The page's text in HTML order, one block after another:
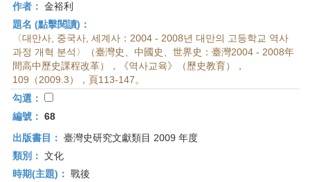
作者： 金裕利
題名 (點擊閱讀)：
〈대만사, 중국사, 세계사：2004 - 2008년 대만의 고등학교 역사
과정 개혁 분석〉（臺灣史、中國史、世界史：臺灣2004 - 2008年
間高中歷史課程改革），《역사교육》（歷史教育），
109（2009.3），頁113-147。
勾選：
編號： 68
出版書目： 臺灣史研究文獻類目 2009 年度
類別： 文化
時期(主題)： 戰後